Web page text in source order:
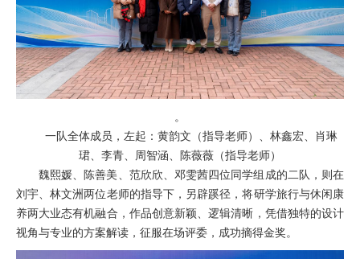
。
一队全体成员，左起：黄韵文（指导老师）、林鑫宏、肖琳
珺、李青、周智涵、陈薇薇（指导老师）
魏熙媛、陈善美、范欣欣、邓雯茜四位同学组成的二队，则在
刘宇、林文洲两位老师的指导下，另辟蹊径，将研学旅行与休闲康
养两大业态有机融合，作品创意新颖、逻辑清晰，凭借独特的设计
视角与专业的方案解读，征服在场评委，成功摘得金奖。